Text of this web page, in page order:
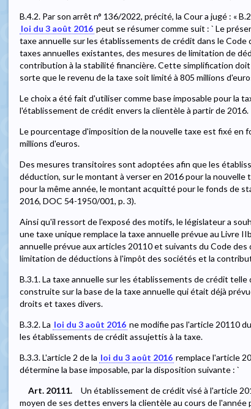
B.4.2. Par son arrêt n° 136/2022, précité, la Cour a jugé : «
loi du 3 août 2016 peut se résumer comme suit : ` Le
taxe annuelle sur les établissements de crédit dans le
taxes annuelles existantes, des mesures de limitation de
contribution à la stabilité financière. Cette simplification
sorte que le revenu de la taxe soit limité à 805 millions
Le choix a été fait d'utiliser comme base imposable pour la
l'établissement de crédit envers la clientèle à partir de 2016.
Le pourcentage d'imposition de la nouvelle taxe est fixé en
millions d'euros.
Des mesures transitoires sont adoptées afin que les
déduction, sur le montant à verser en 2016 pour la nouvelle
pour la même année, le montant acquitté pour le fonds de
2016, DOC 54-1950/001, p. 3).
Ainsi qu'il ressort de l'exposé des motifs, le législateur a
une taxe unique remplace la taxe annuelle prévue au Livre
annuelle prévue aux articles 20110 et suivants du Code
limitation de déductions à l'impôt des sociétés et la
B.3.1. La taxe annuelle sur les établissements de crédit telle
construite sur la base de la taxe annuelle qui était déjà
droits et taxes divers.
B.3.2. La loi du 3 août 2016 ne modifie pas l'article 20110
les établissements de crédit assujettis à la taxe.
B.3.3. L'article 2 de la loi du 3 août 2016 remplace l'article
détermine la base imposable, par la disposition suivante : `
Art. 20111.
Un établissement de crédit visé à l'article
moyen de ses dettes envers la clientèle au cours de